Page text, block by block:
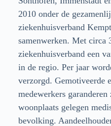
2010 onder de
ziekenhuisverband
samenwerken. Met circa
ziekenhuisverband een
in de regio. Per jaar
verzorgd. Gemotiveerde
medewerkers
woonplaats gelegen
bevolking.